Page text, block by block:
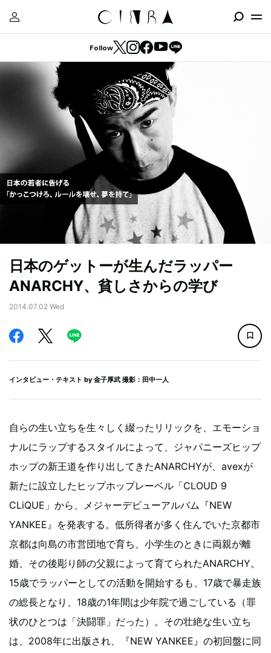
Follow
日本のゲットーが生んだラッパー
ANARCHY、貧しさからの学び
2014.07.02 Wed
インタビュー・テキスト by 金子厚武 撮影：田中一人
自らの生い立ちを生々しく綴ったリリックを、エモーショ
ナルにラップするスタイルによって、ジャパニーズヒップ
ホップの新王道を作り出してきたANARCHYが、avexが
新たに設立したヒップホップレーベル「CLOUD 9
CLiQUE」から、メジャーデビューアルバム『NEW
YANKEE』を発表する。低所得者が多く住んでいた京都市
京都は向島の市営団地で育ち、小学生のときに両親が離
婚、その後彫り師の父親によって育てられたANARCHY。
15歳でラッパーとしての活動を開始するも、17歳で暴走族
の総長となり、18歳の1年間は少年院で過ごしている（罪
状のひとつは「決闘罪」だった）。その壮絶な生い立ち
は、2008年に出版され、『NEW YANKEE』の初回盤に同